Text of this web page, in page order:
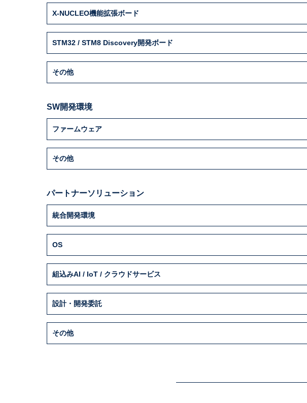
X-NUCLEO機能拡張ボード
STM32 / STM8 Discovery開発ボード
その他
SW開発環境
ファームウェア
その他
パートナーソリューション
統合開発環境
OS
組込みAI / IoT / クラウドサービス
設計・開発委託
その他